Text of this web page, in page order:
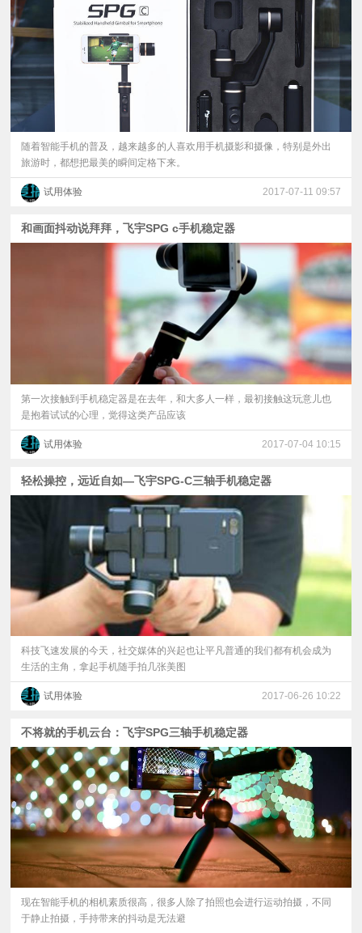
随着智能手机的普及，越来越多的人喜欢用手机摄影和摄像，特别是外出
旅游时，都想把最美的瞬间定格下来。
试用体验 2017-07-11 09:57
和画面抖动说拜拜，飞宇SPG c手机稳定器
第一次接触到手机稳定器是在去年，和大多人一样，最初接触这玩意儿也
是抱着试试的心理，觉得这类产品应该
试用体验 2017-07-04 10:15
轻松操控，远近自如—飞宇SPG-C三轴手机稳定器
科技飞速发展的今天，社交媒体的兴起也让平凡普通的我们都有机会成为
生活的主角，拿起手机随手拍几张美图
试用体验 2017-06-26 10:22
不将就的手机云台：飞宇SPG三轴手机稳定器
现在智能手机的相机素质很高，很多人除了拍照也会进行运动拍摄，不同
于静止拍摄，手持带来的抖动是无法避